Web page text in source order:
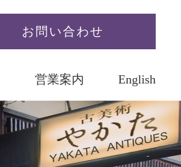
お問い合わせ
営業案内 English